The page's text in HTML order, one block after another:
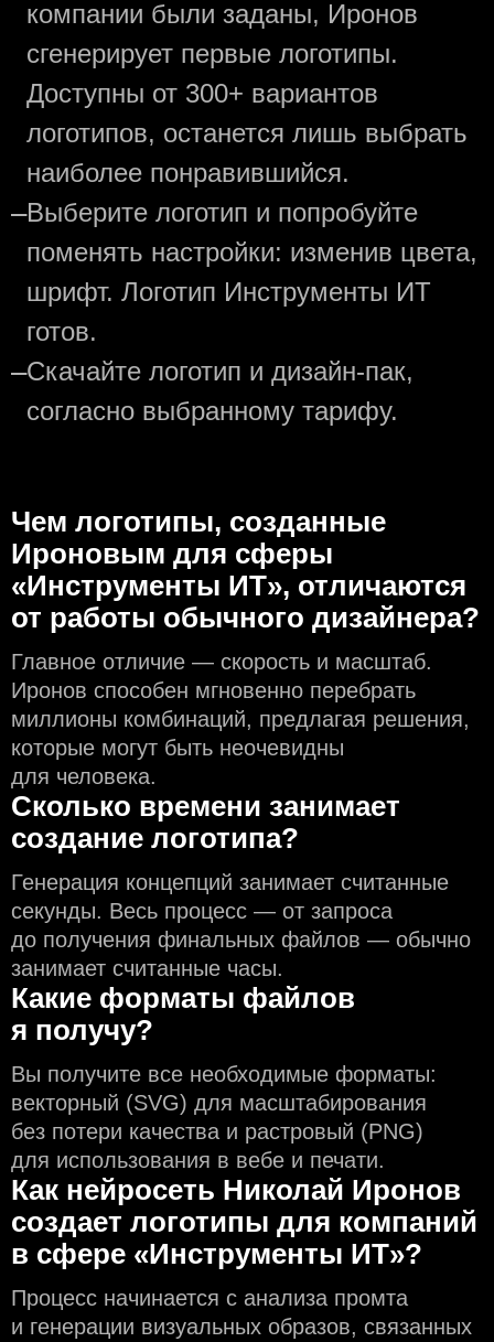
компании были заданы, Иронов
сгенерирует первые логотипы.
Доступны от 300+ вариантов
логотипов, останется лишь выбрать
наиболее понравившийся.
—Выберите логотип и попробуйте
поменять настройки: изменив цвета,
шрифт. Логотип Инструменты ИТ
готов.
—Скачайте логотип и дизайн-пак,
согласно выбранному тарифу.
Чем логотипы, созданные
Ироновым для сферы
«Инструменты ИТ», отличаются
от работы обычного дизайнера?
Главное отличие — скорость и масштаб.
Иронов способен мгновенно перебрать
миллионы комбинаций, предлагая решения,
которые могут быть неочевидны
для человека.
Сколько времени занимает
создание логотипа?
Генерация концепций занимает считанные
секунды. Весь процесс — от запроса
до получения финальных файлов — обычно
занимает считанные часы.
Какие форматы файлов
я получу?
Вы получите все необходимые форматы:
векторный (SVG) для масштабирования
без потери качества и растровый (PNG)
для использования в вебе и печати.
Как нейросеть Николай Иронов
создаeт логотипы для компаний
в сфере «Инструменты ИТ»?
Процесс начинается с анализа промта
и генерации визуальных образов, связанных